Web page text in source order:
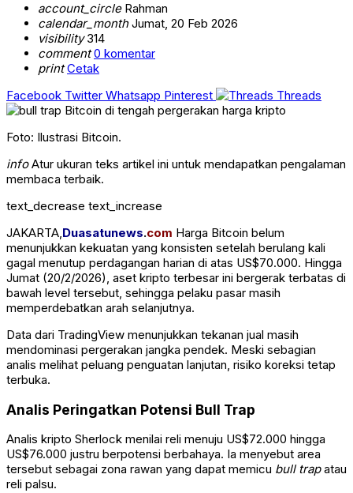
account_circleRahman
calendar_monthJumat, 20 Feb 2026
visibility314
comment 0 komentar
print Cetak
Facebook Twitter Whatsapp Pinterest Threads
Foto: Ilustrasi Bitcoin.
infoAtur ukuran teks artikel ini untuk mendapatkan pengalaman
membaca terbaik.
text_decrease text_increase
JAKARTA,Duasatunews.com Harga Bitcoin belum
menunjukkan kekuatan yang konsisten setelah berulang kali
gagal menutup perdagangan harian di atas US$70.000. Hingga
Jumat (20/2/2026), aset kripto terbesar ini bergerak terbatas di
bawah level tersebut, sehingga pelaku pasar masih
memperdebatkan arah selanjutnya.
Data dari TradingView menunjukkan tekanan jual masih
mendominasi pergerakan jangka pendek. Meski sebagian
analis melihat peluang penguatan lanjutan, risiko koreksi tetap
terbuka.
Analis Peringatkan Potensi Bull Trap
Analis kripto Sherlock menilai reli menuju US$72.000 hingga
US$76.000 justru berpotensi berbahaya. Ia menyebut area
tersebut sebagai zona rawan yang dapat memicu bull trapatau
reli palsu.